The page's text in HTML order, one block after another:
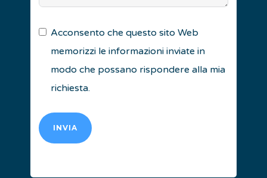
Acconsento che questo sito Web
memorizzi le informazioni inviate in
modo che possano rispondere alla mia
richiesta.
INVIA